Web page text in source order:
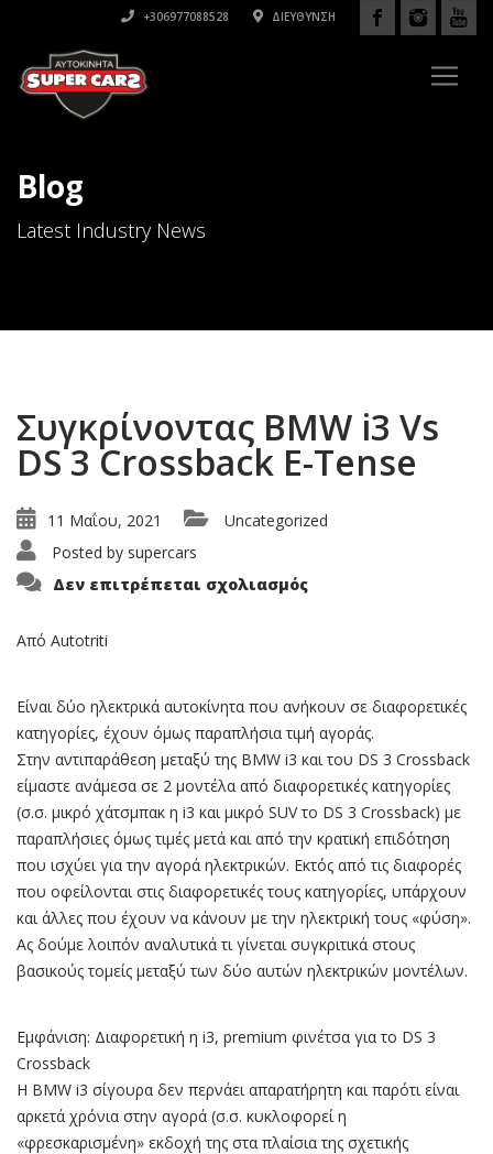
+306977088528 ΔΙΕΎΘΥΝΣΗ
Blog
Latest Industry News
Συγκρίνοντας BMW i3 Vs
DS 3 Crossback E-Tense
11 Μαΐου, 2021
Uncategorized
Posted by supercars
Δεν επιτρέπεται σχολιασμόςστο
Συγκρίνοντας
E-
Tense
Από Autotriti
Είναι δύο ηλεκτρικά αυτοκίνητα που ανήκουν σε διαφορετικές
κατηγορίες, έχουν όμως παραπλήσια τιμή αγοράς.
Στην αντιπαράθεση μεταξύ της BMW i3 και του DS 3 Crossback
είμαστε ανάμεσα σε 2 μοντέλα από διαφορετικές κατηγορίες
(σ.σ. μικρό χάτσμπακ η i3 και μικρό SUV το DS 3 Crossback) με
παραπλήσιες όμως τιμές μετά και από την κρατική επιδότηση
που ισχύει για την αγορά ηλεκτρικών. Εκτός από τις διαφορές
που οφείλονται στις διαφορετικές τους κατηγορίες, υπάρχουν
και άλλες που έχουν να κάνουν με την ηλεκτρική τους «φύση».
Ας δούμε λοιπόν αναλυτικά τι γίνεται συγκριτικά στους
βασικούς τομείς μεταξύ των δύο αυτών ηλεκτρικών μοντέλων.
Εμφάνιση: Διαφορετική η i3, premium φινέτσα για το DS 3
Crossback
Η BMW i3 σίγουρα δεν περνάει απαρατήρητη και παρότι είναι
αρκετά χρόνια στην αγορά (σ.σ. κυκλοφορεί η
«φρεσκαρισμένη» εκδοχή της στα πλαίσια της σχετικής